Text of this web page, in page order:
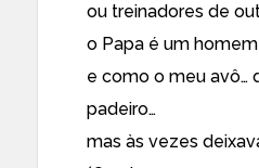
ou treinadores de
o Papa é um
e como o meu avô…
padeiro…
mas às vezes